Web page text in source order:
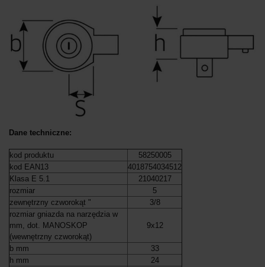
Dane techniczne:
kod produktu
58250005
kod EAN13
4018754034512
Klasa E 5.1
21040217
rozmiar
5
zewnętrzny czworokąt "
3/8
rozmiar gniazda na narzędzia w
mm, dot. MANOSKOP
(wewnętrzny czworokąt)
9x12
b mm
33
h mm
24